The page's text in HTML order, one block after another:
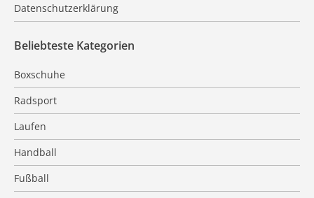
Datenschutzerklärung
Beliebteste Kategorien
Boxschuhe
Radsport
Laufen
Handball
Fußball